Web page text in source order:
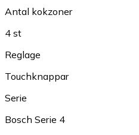
Antal kokzoner
4 st
Reglage
Touchknappar
Serie
Bosch Serie 4